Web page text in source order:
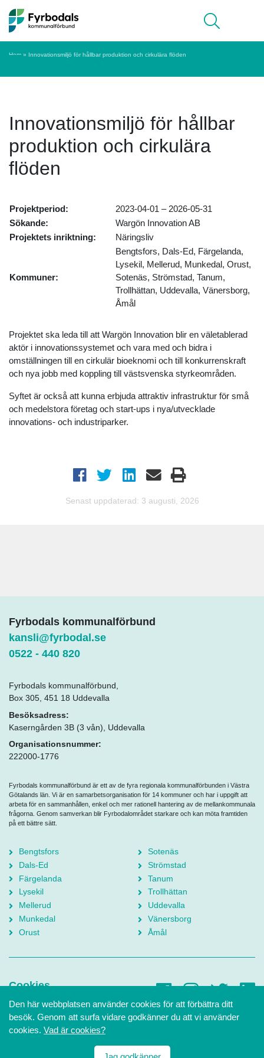
Meny
Hem » Innovationsmiljö för hållbar produktion och cirkulära flöden
Innovationsmiljö för hållbar
produktion och cirkulära
flöden
Projektperiod:
2023-04-01 – 2026-05-31
Sökande:
Wargön Innovation AB
Projektets inriktning:
Näringsliv
Kommuner:
Bengtsfors, Dals-Ed, Färgelanda,
Lysekil, Mellerud, Munkedal, Orust,
Sotenäs, Strömstad, Tanum,
Trollhättan, Uddevalla, Vänersborg,
Åmål
Projektet ska leda till att Wargön Innovation blir en väletablerad
aktör i innovationssystemet och vara med och bidra i
omställningen till en cirkulär bioeknomi och till konkurrenskraft
och nya jobb med koppling till västsvenska styrkeområden.
Syftet är också att kunna erbjuda attraktiv infrastruktur för små
och medelstora företag och start-ups i nya/utvecklade
innovations- och industriparker.
Senast uppdaterad: 3 augusti, 2026
Fyrbodals kommunalförbund
kansli@fyrbodal.se
0522 - 440 820
Fyrbodals kommunalförbund,
Box 305, 451 18 Uddevalla
Besöksadress:
Kaserngården 3B (3 vån), Uddevalla
Organisationsnummer:
222000-1776
Fyrbodals kommunalförbund är ett av de fyra regionala kommunalförbunden i Västra
Götalands län. Vi är en samarbetsorganisation för 14 kommuner och har i uppgift att
arbeta för en sammanhållen, enkel och mer rationell hantering av de mellankommunala
frågorna. Genom samverkan blir Fyrbodalområdet starkare och kan möta framtiden
på ett bättre sätt.
Bengtsfors
Dals-Ed
Färgelanda
Lysekil
Mellerud
Munkedal
Orust
Sotenäs
Strömstad
Tanum
Trollhättan
Uddevalla
Vänersborg
Åmål
Cookies
Tillgänglighetsredogörelse
Intranät
Den här webbplatsen använder cookies för att förbättra ditt
besök. Genom att surfa vidare godkänner du att vi använder
cookies. Vad är cookies?